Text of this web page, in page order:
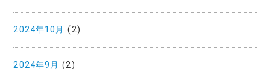
2024年10月 (2)
2024年9月 (2)